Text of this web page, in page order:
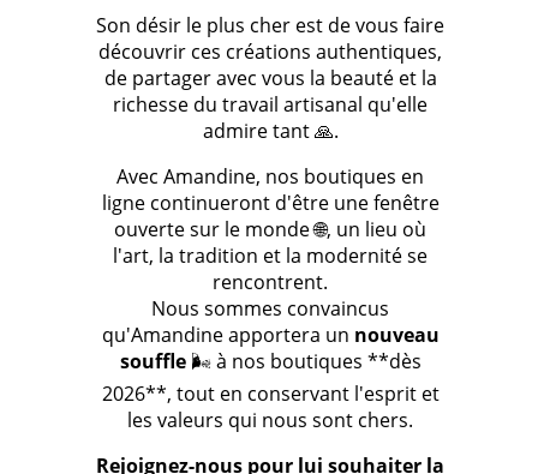
Son désir le plus cher est de vous faire
découvrir ces créations authentiques,
de partager avec vous la beauté et la
richesse du travail artisanal qu'elle
admire tant 🙏.
Avec Amandine, nos boutiques en
ligne continueront d'être une fenêtre
ouverte sur le monde 🌐, un lieu où
l'art, la tradition et la modernité se
rencontrent.
Nous sommes convaincus
qu'Amandine apportera un nouveau
souffle🌬️ à nos boutiques **dès
2026**, tout en conservant l'esprit et
les valeurs qui nous sont chers.
Rejoignez-nous pour lui souhaiter la